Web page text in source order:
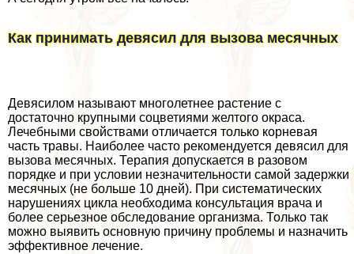
Как принимать девясил для вызова мecячных
Девясилом называют многолетнее растение с
достаточно крупными соцветиями желтого окраса.
Лечебными свойствами отличается только корневая
часть травы. Наиболее часто рекомендуется девясил для
вызова мecячных. Терапия допускается в разовом
порядке и при условии незначительности самой задержки
мecячных (не больше 10 дней). При систематических
нарушениях цикла необходима консультация врача и
более серьезное обследование организма. Только так
можно выявить основную причину проблемы и назначить
эффективное лечение.